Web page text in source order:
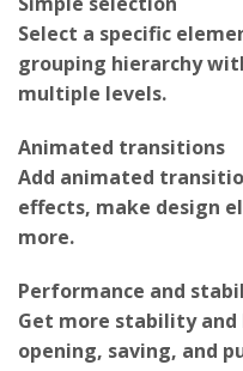
Select a specific
grouping hierarchy
multiple levels.
Add animated
effects, make design
more.
Get more stability and
opening, saving, and